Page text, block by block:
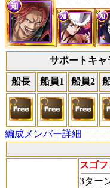
サポートキャ
船長 船員1 船員2
編成メンバー詳細
スゴ
3ター